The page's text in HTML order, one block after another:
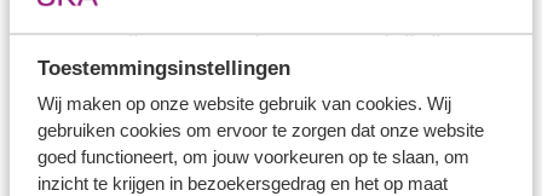
Toestemmingsinstellingen
Wij maken op onze website gebruik van cookies. Wij
gebruiken cookies om ervoor te zorgen dat onze website
goed functioneert, om jouw voorkeuren op te slaan, om
inzicht te krijgen in bezoekersgedrag en het op maat
per 1 april 2024 in de praktijkopleiding van kracht zijn
geworden.
FAQ